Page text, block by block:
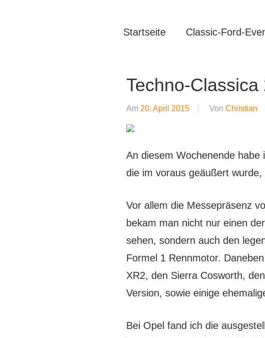
https://oldtimer-
Startseite Classic-Ford-
Techno-Classica
Am 20. April 2015 Von Christian
An diesem Wochenende habe
die im voraus geäußert
Vor allem die Messepräsenz
bekam man nicht nur einen
sehen, sondern auch den
Formel 1 Rennmotor.
XR2, den Sierra Cosworth,
Version, sowie einige
Bei Opel fand ich die